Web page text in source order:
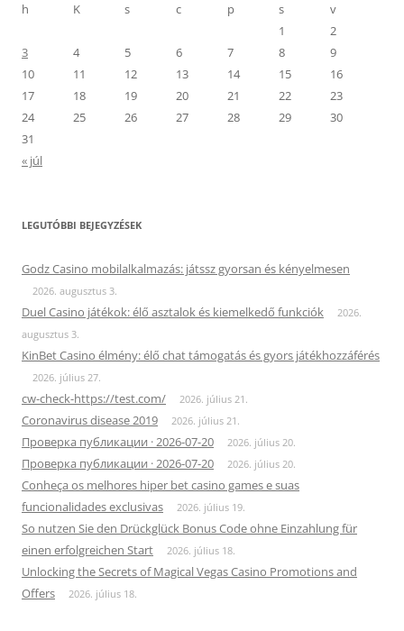
h
K s c p s
v
1
2
3
4 5 6 7 8
9
10
11 12 13 14 15
16
17
18 19 20 21 22
23
24
25 26 27 28 29
30
31
« júl
LEGUTÓBBI BEJEGYZÉSEK
Godz Casino mobilalkalmazás: játssz gyorsan és kényelmesen
2026. augusztus 3.
Duel Casino játékok: élő asztalok és kiemelkedő funkciók
2026.
augusztus 3.
KinBet Casino élmény: élő chat támogatás és gyors játékhozzáférés
2026. július 27.
cw-check-https://test.com/ 2026. július 21.
Coronavirus disease 2019 2026. július 21.
Проверка публикации · 2026-07-20 2026. július 20.
Проверка публикации · 2026-07-20 2026. július 20.
Conheça os melhores hiper bet casino games e suas
funcionalidades exclusivas
2026. július 19.
So nutzen Sie den Drückglück Bonus Code ohne Einzahlung für
einen erfolgreichen Start
2026. július 18.
Unlocking the Secrets of Magical Vegas Casino Promotions and
Offers
2026. július 18.